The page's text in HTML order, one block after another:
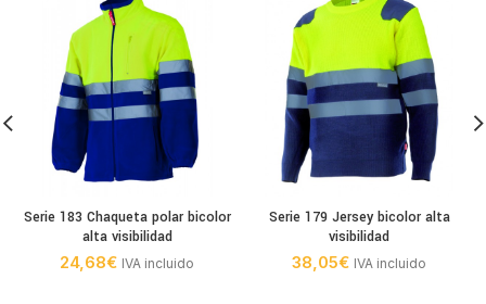
Serie 183 Chaqueta polar bicolor
alta visibilidad
24,68€ IVA incluido
Serie 179 Jersey bicolor alta
visibilidad
38,05€ IVA incluido